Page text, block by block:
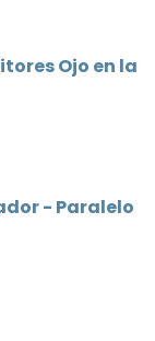
Ojo en la
- Paralelo